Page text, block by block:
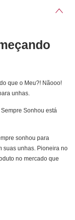
que o Meu?! Nãooo!
unhas.
Sonhou está
sonhou para
suas unhas. Pioneira no
no mercado que